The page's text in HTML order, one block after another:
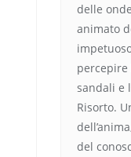
delle
animato
sandali e
Risorto.
del